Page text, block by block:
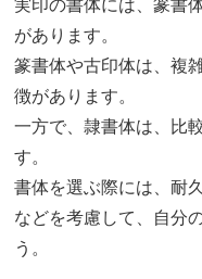
実印の書体には、篆書
があります。
篆書体や古印体は、複
徴があります。
一方で、隷書体は、比
す。
書体を選ぶ際には、耐
などを考慮して、自分
う。